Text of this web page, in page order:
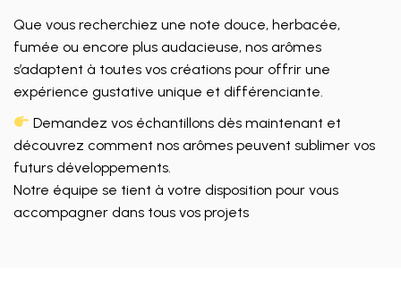
Que vous recherchiez une note douce, herbacée,
fumée ou encore plus audacieuse, nos arômes
s’adaptent à toutes vos créations pour offrir une
expérience gustative unique et différenciante.
Demandez vos échantillons dès maintenant et
découvrez comment nos arômes peuvent sublimer vos
futurs développements.
Notre équipe se tient à votre disposition pour vous
accompagner dans tous vos projets